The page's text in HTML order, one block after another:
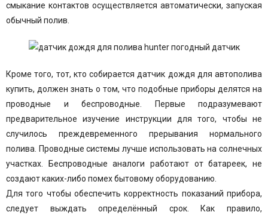
смыкание контактов осуществляется автоматически, запуская
обычный полив.
Кроме того, тот, кто собирается датчик дождя для автополива
купить, должен знать о том, что подобные приборы делятся на
проводные и беспроводные. Первые подразумевают
предварительное изучение инструкции для того, чтобы не
случилось преждевременного прерывания нормального
полива. Проводные системы лучше использовать на солнечных
участках. Беспроводные аналоги работают от батареек, не
создают каких-либо помех бытовому оборудованию.
Для того чтобы обеспечить корректность показаний прибора,
следует выждать определённый срок. Как правило,